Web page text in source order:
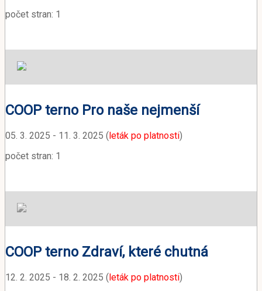
počet stran: 1
COOP terno Pro naše nejmenší
05. 3. 2025 - 11. 3. 2025 (leták po platnosti)
počet stran: 1
COOP terno Zdraví, které chutná
12. 2. 2025 - 18. 2. 2025 (leták po platnosti)